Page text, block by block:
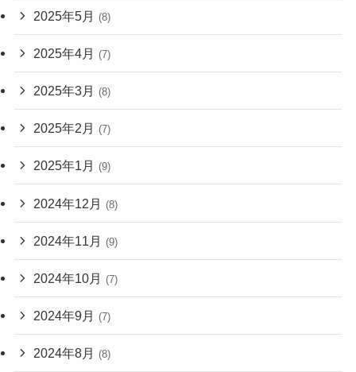
2025年5月 (8)
2025年4月 (7)
2025年3月 (8)
2025年2月 (7)
2025年1月 (9)
2024年12月 (8)
2024年11月 (9)
2024年10月 (7)
2024年9月 (7)
2024年8月 (8)